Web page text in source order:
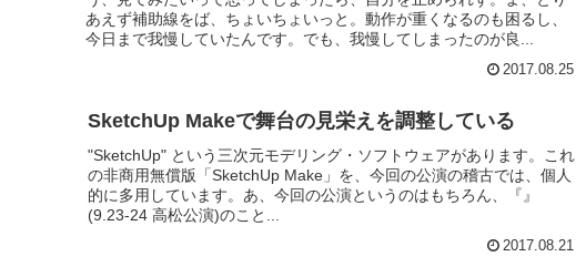
あえず補助線をば、ちょいちょいっと。動作が重くなるのも困るし、
今日まで我慢していたんです。でも、我慢してしまったのが良...
2017.08.25
SketchUp Makeで舞台の見栄えを調整している
"SketchUp" という三次元モデリング・ソフトウェアがあります。これ
の非商用無償版「SketchUp Make」を、今回の公演の稽古では、個人
的に多用しています。あ、今回の公演というのはもちろん、『』
(9.23-24 高松公演)のこと...
2017.08.21